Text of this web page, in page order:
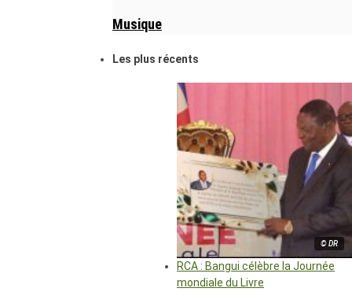
Musique
Les plus récents
© DR
RCA : Bangui célèbre la Journée
mondiale du Livre